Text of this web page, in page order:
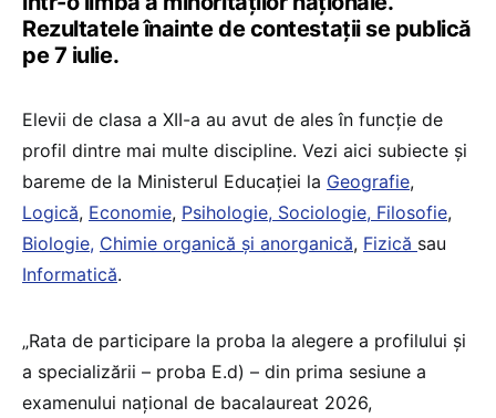
Rezultatele înainte de contestații se publică
pe 7 iulie.
Elevii de clasa a XII-a au avut de ales în funcție de
profil dintre mai multe discipline. Vezi aici subiecte și
bareme de la Ministerul Educației la Geografie,
Logică, Economie, Psihologie, Sociologie, Filosofie,
Biologie, Chimie organică și anorganică, Fizică sau
Informatică.
„Rata de participare la proba la alegere a profilului și
a specializării – proba E.d) – din prima sesiune a
examenului național de bacalaureat 2026,